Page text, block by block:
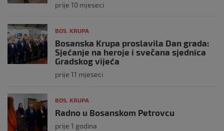
prije 10 mjeseci
BOS. KRUPA
Bosanska Krupa proslavila Dan grada:
Sjećanje na heroje i svečana sjednica
Gradskog vijeća
prije 11 mjeseci
BOS. KRUPA
Radno u Bosanskom Petrovcu
prije 1 godina